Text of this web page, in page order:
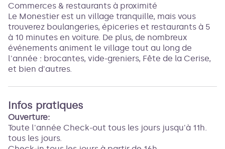
Commerces & restaurants à proximité
Le Monestier est un village tranquille, mais vous
trouverez boulangeries, épiceries et restaurants à 5
à 10 minutes en voiture. De plus, de nombreux
événements animent le village tout au long de
l'année : brocantes, vide-greniers, Fête de la Cerise,
et bien d'autres.
Infos pratiques
Ouverture:
Toute l'année Check-out tous les jours jusqu'à 11h.
tous les jours.